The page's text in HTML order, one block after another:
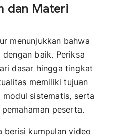
dan Materi
menunjukkan bahwa
baik. Periksa
dasar hingga tingkat
memiliki tujuan
modul sistematis, serta
peserta.
berisi kumpulan video